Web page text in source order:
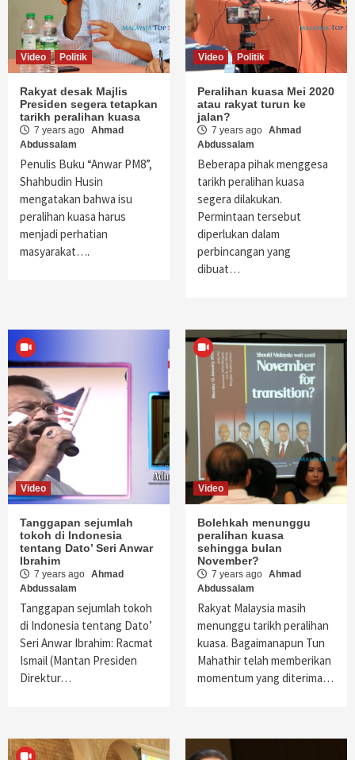
Video Politik
Rakyat desak Majlis
Presiden segera tetapkan
tarikh peralihan kuasa
7 years ago Ahmad
Abdussalam
Penulis Buku “Anwar PM8”,
Shahbudin Husin
mengatakan bahwa isu
peralihan kuasa harus
menjadi perhatian
masyarakat….
Video Politik
Peralihan kuasa Mei 2020
atau rakyat turun ke
jalan?
7 years ago Ahmad
Abdussalam
Beberapa pihak menggesa
tarikh peralihan kuasa
segera dilakukan.
Permintaan tersebut
diperlukan dalam
perbincangan yang
dibuat…
Video
Tanggapan sejumlah
tokoh di Indonesia
tentang Dato’ Seri Anwar
Ibrahim
7 years ago Ahmad
Abdussalam
Tanggapan sejumlah tokoh
di Indonesia tentang Dato’
Seri Anwar Ibrahim: Racmat
Ismail (Mantan Presiden
Direktur…
Video
Bolehkah menunggu
peralihan kuasa
sehingga bulan
November?
7 years ago Ahmad
Abdussalam
Rakyat Malaysia masih
menunggu tarikh peralihan
kuasa. Bagaimanapun Tun
Mahathir telah memberikan
momentum yang diterima…